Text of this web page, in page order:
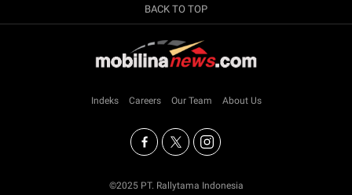
BACK TO TOP
Indeks Careers Our Team About Us
©2025 PT. Rallytama Indonesia